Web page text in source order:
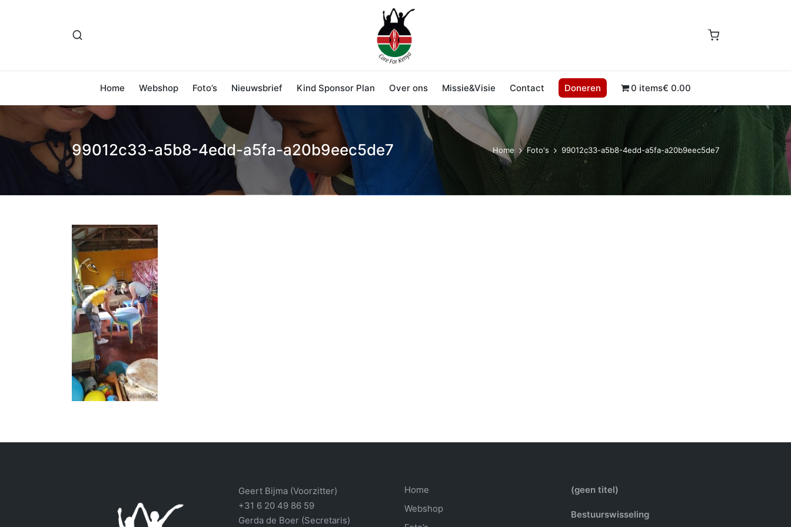
Home Webshop Foto’s Nieuwsbrief Kind Sponsor Plan Over ons Missie&Visie Contact Doneren 0 items€ 0.00
99012c33-a5b8-4edd-a5fa-a20b9eec5de7 Home Foto's 99012c33-a5b8-4edd-a5fa-a20b9eec5de7
Geert Bijma (Voorzitter)
+31 6 20 49 86 59
Gerda de Boer (Secretaris)
Home
Webshop
(geen titel)
Bestuurswisseling